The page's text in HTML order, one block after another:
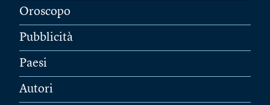
Oroscopo
Pubblicità
Paesi
Autori